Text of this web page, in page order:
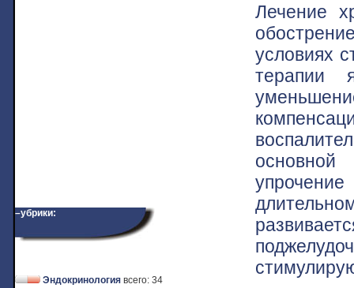
–убрики:
Эндокринология всего: 34
Лечение
условиях
терапии